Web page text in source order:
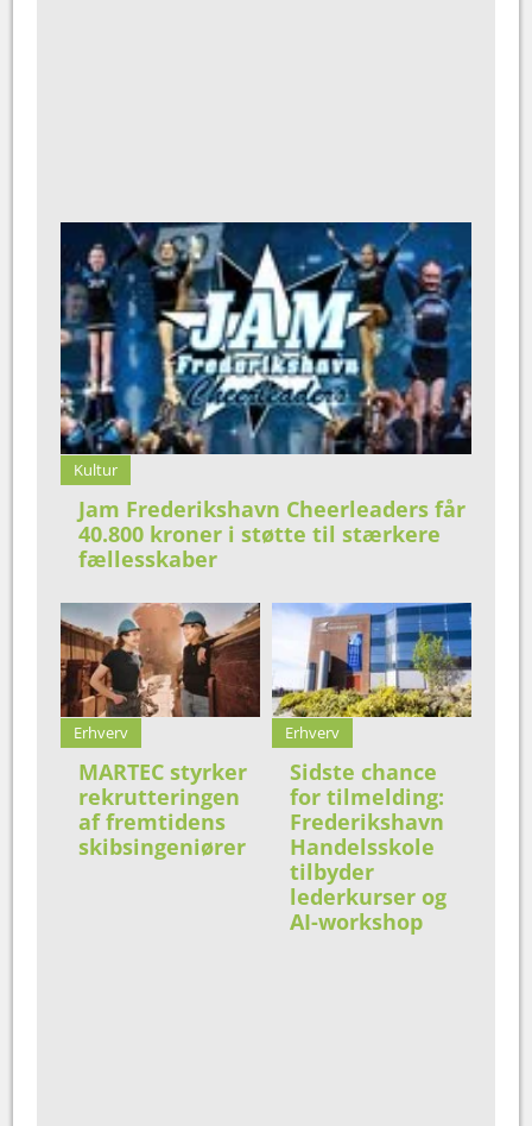
Kultur
Jam Frederikshavn Cheerleaders får
40.800 kroner i støtte til stærkere
fællesskaber
Erhverv
MARTEC styrker
rekrutteringen
af fremtidens
skibsingeniører
Erhverv
Sidste chance
for tilmelding:
Frederikshavn
Handelsskole
tilbyder
lederkurser og
AI-workshop